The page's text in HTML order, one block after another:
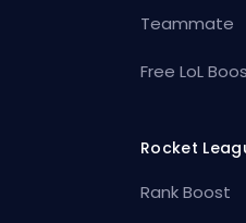
Teammate
Free LoL
Rocket
Rank Boost